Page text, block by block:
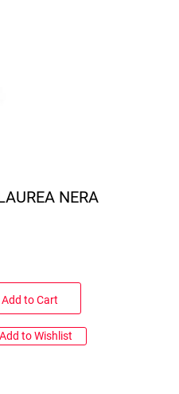
NERA
Add to Cart
Add to Wishlist